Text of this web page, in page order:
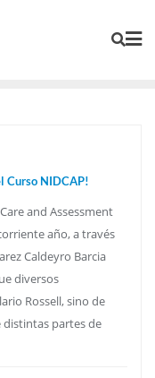
Curso NIDCAP!
and Assessment
año, a través
Caldeyro Barcia
diversos
Rossell, sino de
partes de